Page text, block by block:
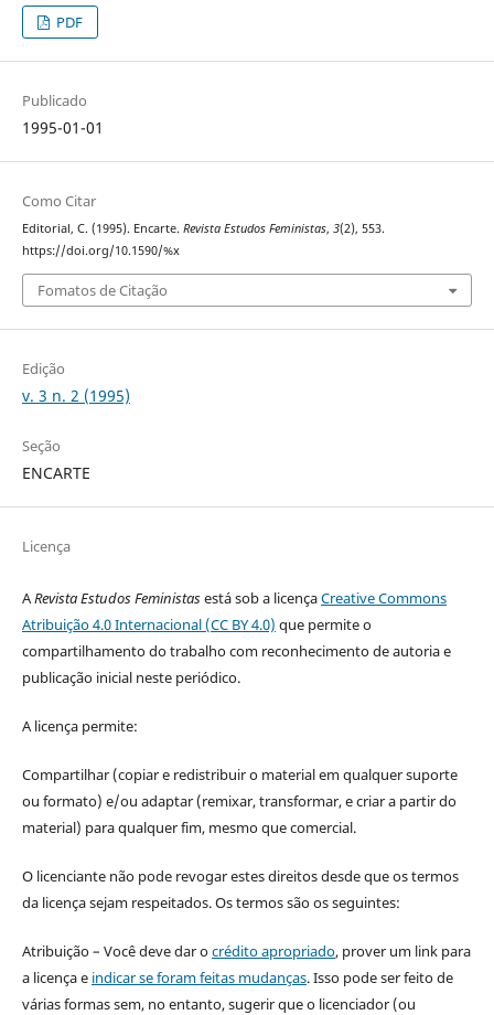
PDF
Publicado
1995-01-01
Como Citar
Editorial, C. (1995). Encarte. Revista Estudos Feministas, 3(2), 553.
https://doi.org/10.1590/%x
Fomatos de Citação
Edição
v. 3 n. 2 (1995)
Seção
ENCARTE
Licença
ARevista Estudos Feministasestá sob a licençaCreative Commons
Atribuição 4.0 Internacional (CC BY 4.0) que permite o
compartilhamento do trabalho com reconhecimento de autoria e
publicação inicial neste periódico.
A licença permite:
Compartilhar (copiar e redistribuir o material em qualquer suporte
ou formato) e/ou adaptar (remixar, transformar, e criar a partir do
material) para qualquer fim, mesmo que comercial.
O licenciante não pode revogar estes direitos desde que os termos
da licença sejam respeitados. Os termos são os seguintes:
Atribuição – Você deve dar ocrédito apropriado, prover um link para
a licença e indicar se foram feitas mudanças. Isso pode ser feito de
várias formas sem, no entanto, sugerir que o licenciador (ou